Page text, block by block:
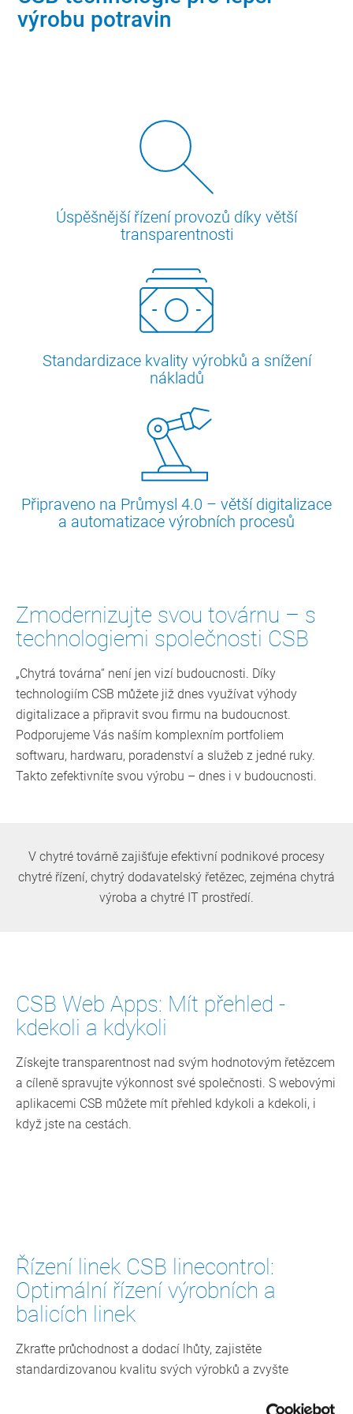
výrobu potravin
Úspěšnější řízení provozů díky větší
transparentnosti
Standardizace kvality výrobků a snížení
nákladů
Připraveno na Průmysl 4.0 – větší digitalizace
a automatizace výrobních procesů
Zmodernizujte svou továrnu – s
technologiemi společnosti CSB
„Chytrá továrna“ není jen vizí budoucnosti. Díky
technologiím CSB můžete již dnes využívat výhody
digitalizace a připravit svou firmu na budoucnost.
Podporujeme Vás naším komplexním portfoliem
softwaru, hardwaru, poradenství a služeb z jedné ruky.
Takto zefektivníte svou výrobu – dnes i v budoucnosti.
V chytré továrně zajišťuje efektivní podnikové procesy
chytré řízení, chytrý dodavatelský řetězec, zejména chytrá
výroba a chytré IT prostředí.
CSB Web Apps: Mít přehled -
kdekoli a kdykoli
Získejte transparentnost nad svým hodnotovým řetězcem
a cíleně spravujte výkonnost své společnosti. S webovými
aplikacemi CSB můžete mít přehled kdykoli a kdekoli, i
když jste na cestách.
Řízení linek CSB linecontrol:
Optimální řízení výrobních a
balicích linek
Zkraťte průchodnost a dodací lhůty, zajistěte
standardizovanou kvalitu svých výrobků a zvyšte